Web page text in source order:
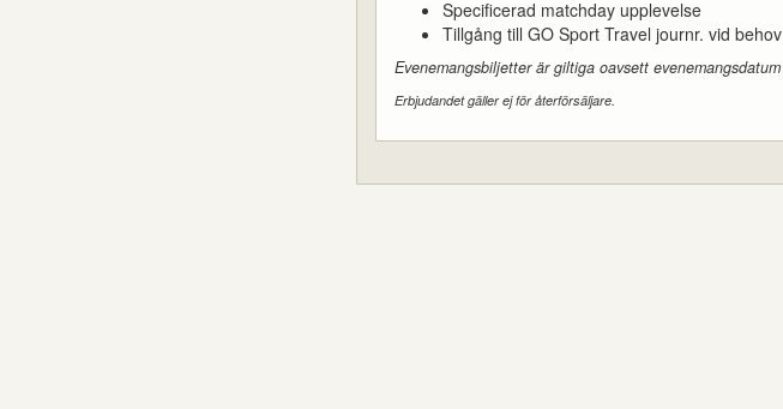
Specificerad matchday upplevelse
Tillgång till GO Sport Travel journr. vid behov
Evenemangsbiljetter är giltiga oavsett evenemangsdatum
Erbjudandet gäller ej för återförsäljare.